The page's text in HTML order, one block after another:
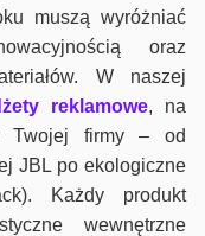
muszą wyróżniać
oraz
W naszej
reklamowe, na
Twojej firmy – od
JBL po ekologiczne
Każdy produkt
wewnętrzne